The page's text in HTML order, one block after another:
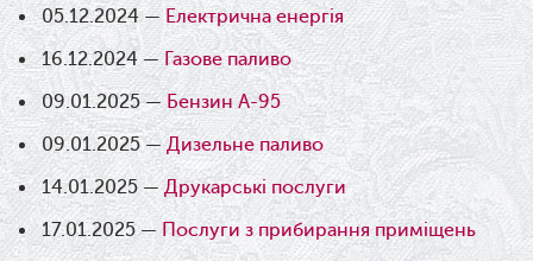
05.12.2024 — Електрична енергія
16.12.2024 — Газове паливо
09.01.2025 — Бензин А-95
09.01.2025 —Дизельне паливо
14.01.2025 — Друкарські послуги
17.01.2025 — Послуги з прибирання приміщень